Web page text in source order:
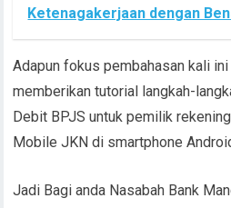
Ketenagakerjaan dengan
Adapun fokus pembahasan kali
memberikan tutorial langkah-
Debit BPJS untuk pemilik
Mobile JKN di smartphone
Jadi Bagi anda Nasabah Bank